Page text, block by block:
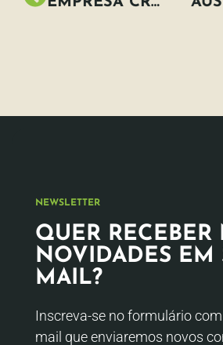
NEWSLETTER
QUER RECEBER
NOVIDADES EM
MAIL?
Inscreva-se no formulário
mail que enviaremos novos